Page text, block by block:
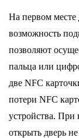
На первом
возможность
позволяют
пальца или
две NFC
потери NFC
устройства. При
открыть дверь